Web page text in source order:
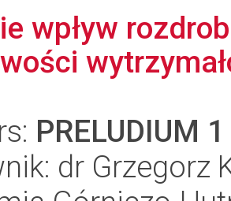
wpływ
PRELUDIUM 1
dr Grzegorz